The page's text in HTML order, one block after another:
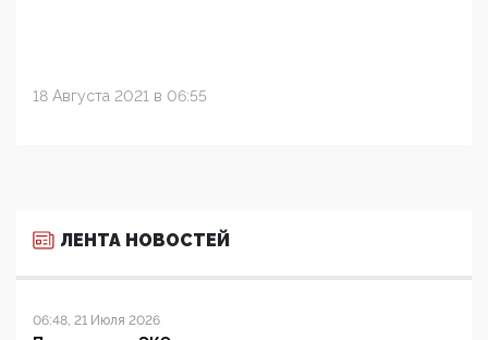
18 Августа 2021 в 06:55
ЛЕНТА НОВОСТЕЙ
06:48, 21 Июля 2026